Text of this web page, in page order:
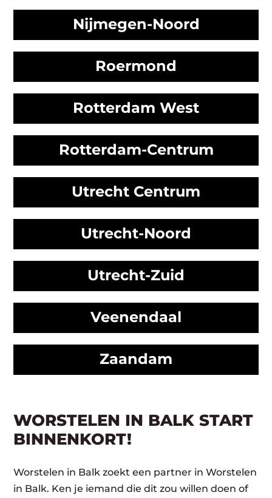
Nijmegen-Noord
Roermond
Rotterdam West
Rotterdam-Centrum
Utrecht Centrum
Utrecht-Noord
Utrecht-Zuid
Veenendaal
Zaandam
WORSTELEN IN BALK START
BINNENKORT!
Worstelen in Balk zoekt een partner in Worstelen
in Balk. Ken je iemand die dit zou willen doen of